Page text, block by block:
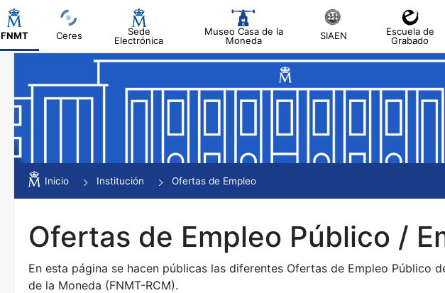
FNMT Ceres
Sede
Electrónica
Museo Casa de la
Moneda
SIAEN
Escuela de
Grabado
Mostrar/Ocultar
Mostrar/Ocultar
Mostrar/Ocultar
Inicio Institución Ofertas de Empleo
Ofertas de Empleo Público /
En esta página se hacen públicas las diferentes Ofertas de Empleo Público
de la Moneda (FNMT-RCM).